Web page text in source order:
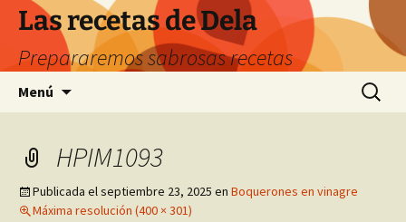
Saltar
contenido
Las recetas de Dela
Prepararemos sabrosas recetas
Menú Buscar:
HPIM1093
Publicada elseptiembre 23, 2025 en Boquerones en vinagre
Máxima resolución (400 × 301)